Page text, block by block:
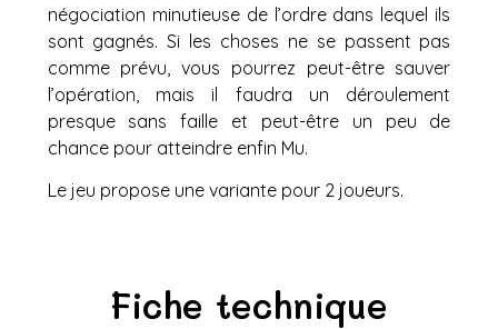
négociation minutieuse de l’ordre dans lequel ils
sont gagnés. Si les choses ne se passent pas
comme prévu, vous pourrez peut-être sauver
l’opération, mais il faudra un déroulement
presque sans faille et peut-être un peu de
chance pour atteindre enfin Mu.
Le jeu propose une variante pour 2 joueurs.
Fiche technique